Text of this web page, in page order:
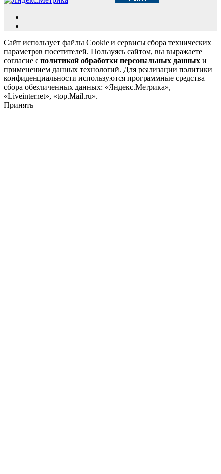
Сайт использует файлы Cookie и сервисы сбора технических
параметров посетителей. Пользуясь сайтом, вы выражаете
согласие с политикой обработки персональных данных и
применением данных технологий. Для реализации политики
конфиденциальности используются программные средства
сбора обезличенных данных: «Яндекс.Метрика»,
«Liveinternet», «top.Mail.ru».
Принять